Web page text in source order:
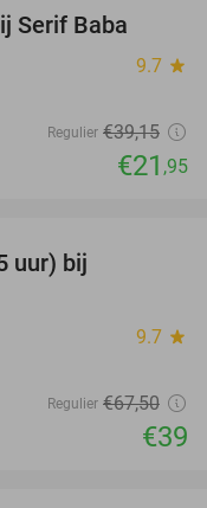
Serif Baba
9.7 star
Regulier €39,15
€21 ,95
uur) bij
9.7 star
Regulier €67,50
€39